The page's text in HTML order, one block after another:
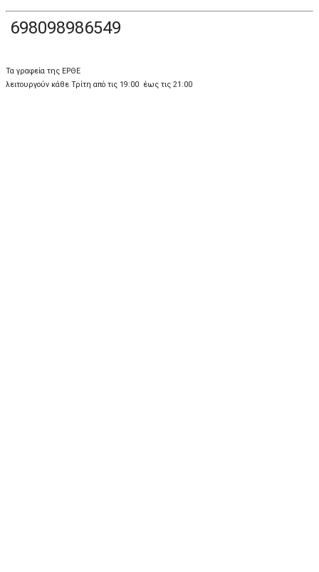
698098986549
Τα γραφεία της ΕΡΘΕ
λειτουργούν κάθε Τρίτη από τις 19:00 έως τις 21:00